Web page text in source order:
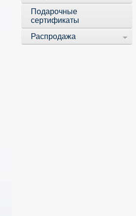
Подарочные
сертификаты
Распродажа